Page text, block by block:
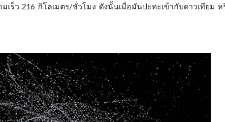
เร็ว 216 กิโลเมตร/ชั่วโมง ดังนั้นเมื่อมันปะทะเข้ากับดาวเทียม